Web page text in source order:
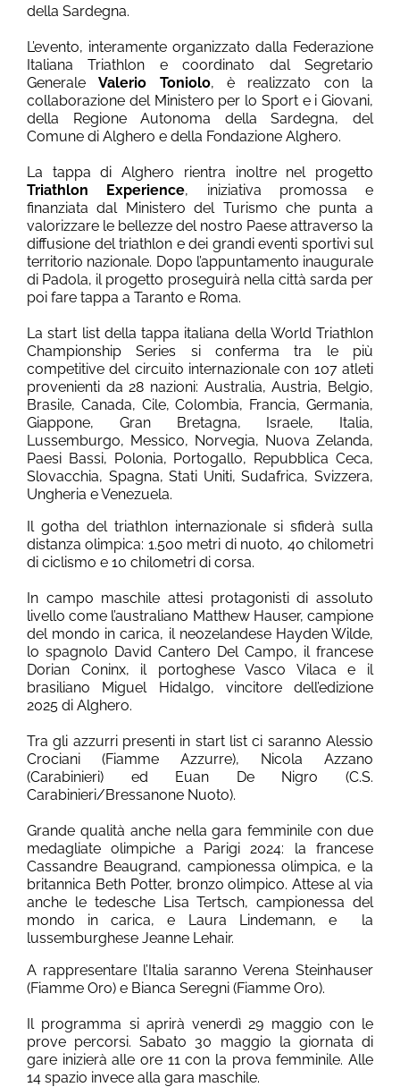
della Sardegna.
L’evento, interamente organizzato dalla Federazione
Italiana Triathlon e coordinato dal Segretario
GeneraleValerio Toniolo, è realizzato con la
collaborazione del Ministero per lo Sport e i Giovani,
della Regione Autonoma della Sardegna, del
Comune di Alghero e della Fondazione Alghero.
La tappa di Alghero rientra inoltre nel progetto
Triathlon Experience, iniziativa promossa e
finanziata dal Ministero del Turismo che punta a
valorizzare le bellezze del nostro Paese attraverso la
diffusione del triathlon e dei grandi eventi sportivi sul
territorio nazionale. Dopo l’appuntamento inaugurale
di Padola, il progetto proseguirà nella città sarda per
poi fare tappa a Taranto e Roma.
La start list della tappa italiana della World Triathlon
Championship Series si conferma tra le più
competitive del circuito internazionale con 107 atleti
provenienti da 28 nazioni: Australia, Austria, Belgio,
Brasile, Canada, Cile, Colombia, Francia, Germania,
Giappone, Gran Bretagna, Israele, Italia,
Lussemburgo, Messico, Norvegia, Nuova Zelanda,
Paesi Bassi, Polonia, Portogallo, Repubblica Ceca,
Slovacchia, Spagna, Stati Uniti, Sudafrica, Svizzera,
Ungheria e Venezuela.
Il gotha del triathlon internazionale si sfiderà sulla
distanza olimpica: 1.500 metri di nuoto, 40 chilometri
di ciclismo e 10 chilometri di corsa.
In campo maschile attesi protagonisti di assoluto
livello come l’australiano Matthew Hauser, campione
del mondo in carica, il neozelandese Hayden Wilde,
lo spagnolo David Cantero Del Campo, il francese
Dorian Coninx, il portoghese Vasco Vilaca e il
brasiliano Miguel Hidalgo, vincitore dell’edizione
2025 di Alghero.
Tra gli azzurri presenti in start list ci saranno Alessio
Crociani (Fiamme Azzurre), Nicola Azzano
(Carabinieri) ed Euan De Nigro (C.S.
Carabinieri/Bressanone Nuoto).
Grande qualità anche nella gara femminile con due
medagliate olimpiche a Parigi 2024: la francese
Cassandre Beaugrand, campionessa olimpica, e la
britannica Beth Potter, bronzo olimpico. Attese al via
anche le tedesche Lisa Tertsch, campionessa del
mondo in carica, e Laura Lindemann, e la
lussemburghese Jeanne Lehair.
A rappresentare l’Italia saranno Verena Steinhauser
(Fiamme Oro) e Bianca Seregni (Fiamme Oro).
Il programma si aprirà venerdì 29 maggio con le
prove percorsi. Sabato 30 maggio la giornata di
gare inizierà alle ore 11 con la prova femminile. Alle
14 spazio invece alla gara maschile.